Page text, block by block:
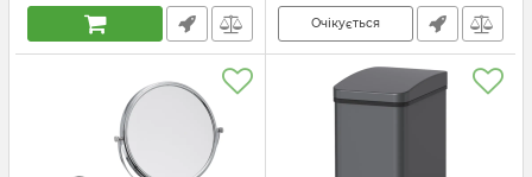
Очікується